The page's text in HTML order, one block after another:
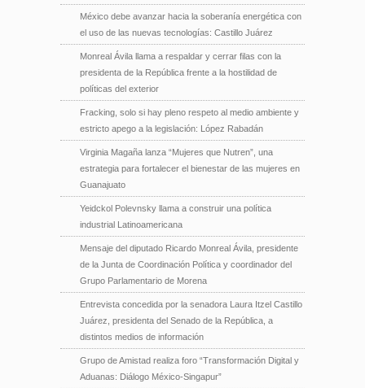
México debe avanzar hacia la soberanía energética con
el uso de las nuevas tecnologías: Castillo Juárez
Monreal Ávila llama a respaldar y cerrar filas con la
presidenta de la República frente a la hostilidad de
políticas del exterior
Fracking, solo si hay pleno respeto al medio ambiente y
estricto apego a la legislación: López Rabadán
Virginia Magaña lanza “Mujeres que Nutren”, una
estrategia para fortalecer el bienestar de las mujeres en
Guanajuato
Yeidckol Polevnsky llama a construir una política
industrial Latinoamericana
Mensaje del diputado Ricardo Monreal Ávila, presidente
de la Junta de Coordinación Política y coordinador del
Grupo Parlamentario de Morena
Entrevista concedida por la senadora Laura Itzel Castillo
Juárez, presidenta del Senado de la República, a
distintos medios de información
Grupo de Amistad realiza foro “Transformación Digital y
Aduanas: Diálogo México-Singapur”